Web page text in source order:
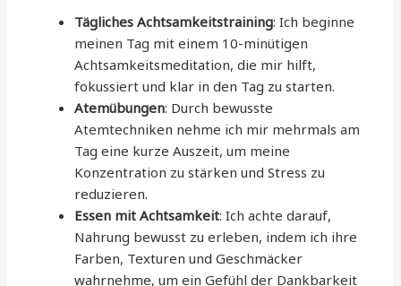
Tägliches Achtsamkeitstraining: Ich beginne
meinen Tag mit einem 10-minütigen
Achtsamkeitsmeditation, die mir hilft,
fokussiert und klar in den Tag zu starten.
Atemübungen: Durch bewusste
Atemtechniken nehme ich mir mehrmals am
Tag eine kurze Auszeit, um meine
Konzentration zu stärken und Stress zu
reduzieren.
Essen mit Achtsamkeit: Ich achte darauf,
Nahrung bewusst zu erleben, indem ich ihre
Farben, Texturen und Geschmäcker
wahrnehme, um ein Gefühl der Dankbarkeit